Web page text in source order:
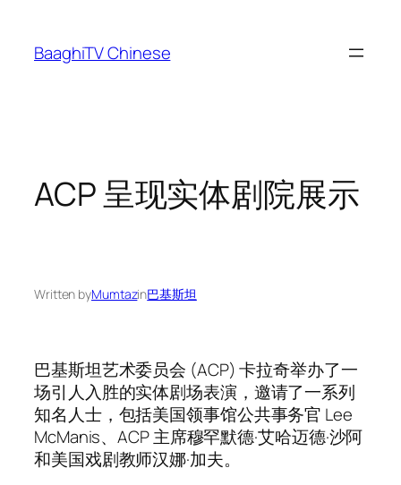
content
BaaghiTV Chinese
ACP 呈现实体剧院展示
Written byMumtazin巴基斯坦
巴基斯坦艺术委员会 (ACP) 卡拉奇举办了一
场引人入胜的实体剧场表演，邀请了一系列
知名人士，包括美国领事馆公共事务官 Lee
McManis、ACP 主席穆罕默德·艾哈迈德·沙阿
和美国戏剧教师汉娜·加夫。